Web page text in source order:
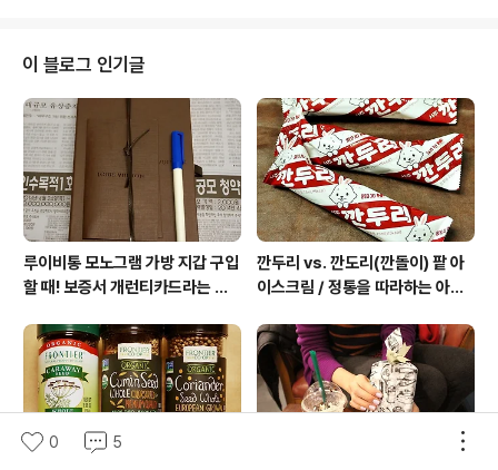
식 * 관련 글 [연남동 카페] 커피 맛 뿐만 아니라 사이즈까
지 진정한 뉴요커 스타일 – 유어로스팅파크 2013.01.12
'아마도 연남동 골목 깊숙히 위치한 유어로스팅파크에서
사람들에게 빈번히 노출될 수 있는 거점 카페로 로드샵을
오픈한 것일 수 있겠다'는 생각으로, 익숙한 무엇을 우연히
마주친 것에 대한..
이 블로그 인기글
루이비통 모노그램 가방 지갑 구입
할 때! 보증서 개런티카드라는 것
깐두리 vs. 깐도리(깐돌이) 팥 아
이스크림 / 정통을 따라하는 아류
스크림
0 5